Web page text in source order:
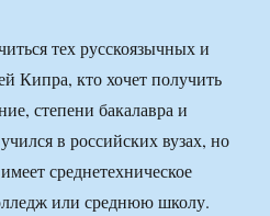
тех русскоязычных и
Кипра, кто хочет получить
степени бакалавра и
в российских вузах, но
среднетехническое
или среднюю школу.